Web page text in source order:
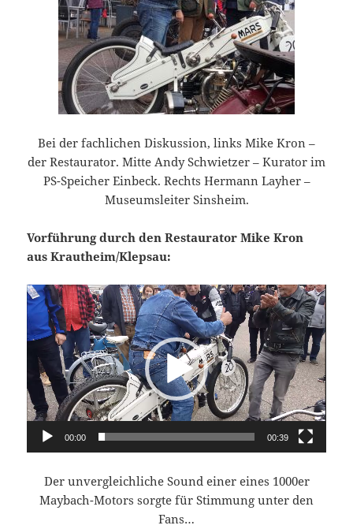
Bei der fachlichen Diskussion, links Mike Kron –
der Restaurator. Mitte Andy Schwietzer – Kurator im
PS-Speicher Einbeck. Rechts Hermann Layher –
Museumsleiter Sinsheim.
Vorführung durch den Restaurator Mike Kron
aus Krautheim/Klepsau:
Video-
Player
00:00 00:39
Der unvergleichliche Sound einer eines 1000er
Maybach-Motors sorgte für Stimmung unter den
Fans…